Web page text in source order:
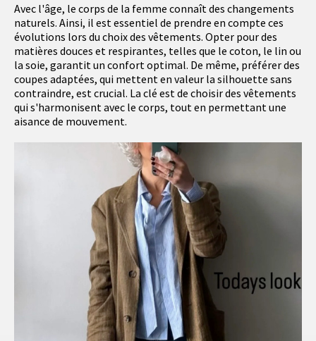
Avec l'âge, le corps de la femme connaît des changements
naturels. Ainsi, il est essentiel de prendre en compte ces
évolutions lors du choix des vêtements. Opter pour des
matières douces et respirantes, telles que le coton, le lin ou
la soie, garantit un confort optimal. De même, préférer des
coupes adaptées, qui mettent en valeur la silhouette sans
contraindre, est crucial. La clé est de choisir des vêtements
qui s'harmonisent avec le corps, tout en permettant une
aisance de mouvement.